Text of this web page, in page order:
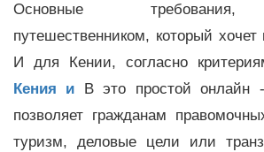
Основные
путешественником, который хочет
И для Кении, согласно
Кения и
В это простой онлайн
позволяет гражданам
туризм, деловые цели или